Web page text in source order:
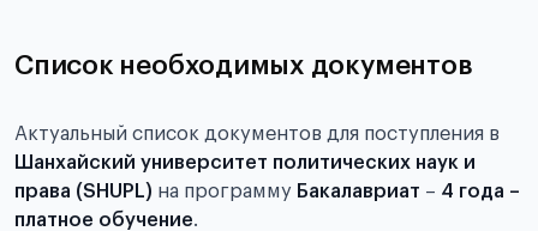
Список необходимых документов
Актуальный список документов для поступления в
Шанхайский университет политических наук и
права (SHUPL) на программу Бакалавриат – 4 года –
платное обучение.